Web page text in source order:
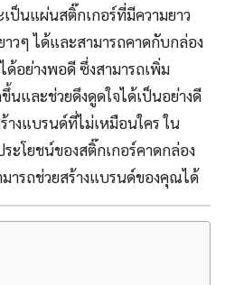
ป็นแผ่นสติ๊กเกอร์ที่มีความยาว
วๆ ได้และสามารถคาดกับกล่อง
อย่างพอดี ซึ่งสามารถเพิ่ม
และช่วยดึงดูดใจได้เป็นอย่างดี
างแบรนด์ที่ไม่เหมือนใคร ใน
ะโยชน์ของสติ๊กเกอร์คาดกล่อง
ารถช่วยสร้างแบรนด์ของคุณได้